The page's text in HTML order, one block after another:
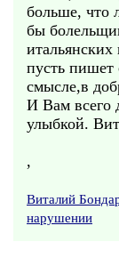
больше, что
бы
пусть пишет
смысле,в
И Вам всего
улыбкой.
,
Виталий
нарушении